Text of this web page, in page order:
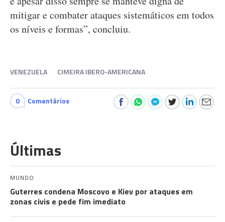
mitigar e combater ataques sistemáticos em todos
os níveis e formas”, concluiu.
VENEZUELA CIMEIRA IBERO-AMERICANA
0 Comentários
Últimas
MUNDO
Guterres condena Moscovo e Kiev por ataques em
zonas civis e pede fim imediato